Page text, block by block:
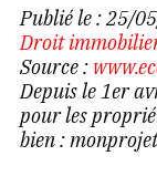
Publié le :25/
Droit
Source :
Depuis le 1er
pour les
bien :